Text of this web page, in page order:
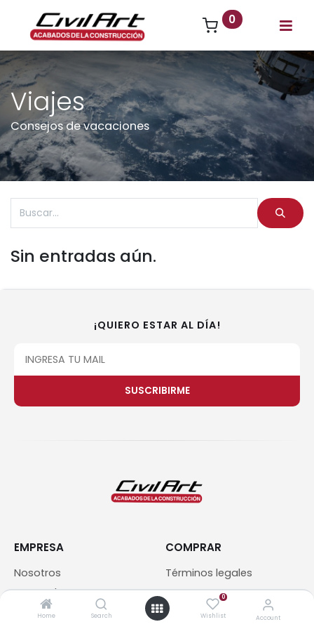
Home Search
0
Wishlist Account
0
Viajes
Consejos de vacaciones
Sin entradas aún.
¡QUIERO ESTAR AL DÍA!
SUSCRIBIRME
EMPRESA
Nosotros
Sucursales
COMPRAR
Términos legales
Contacto